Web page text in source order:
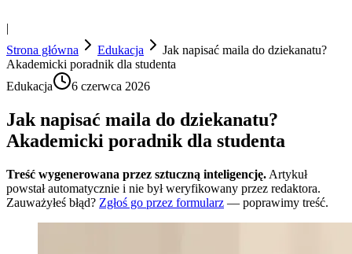
|
Strona główna
Edukacja
Jak napisać maila do dziekanatu?
Akademicki poradnik dla studenta
Edukacja
6 czerwca 2026
Jak napisać maila do dziekanatu?
Akademicki poradnik dla studenta
Treść wygenerowana przez sztuczną inteligencję. Artykuł
powstał automatycznie i nie był weryfikowany przez redaktora.
Zauważyłeś błąd? Zgłoś go przez formularz — poprawimy treść.